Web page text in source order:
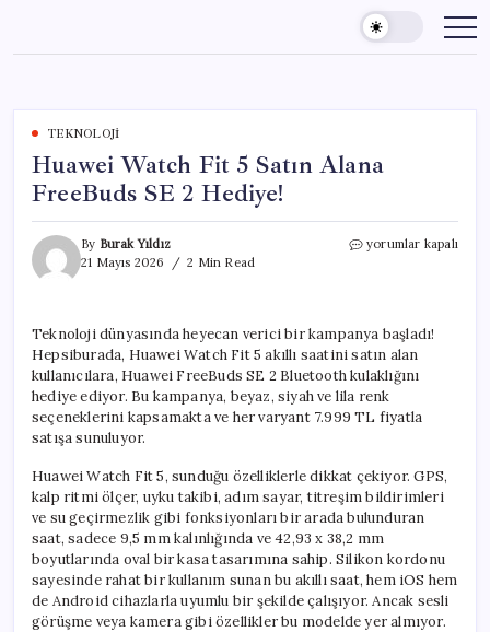
content
TEKNOLOJI
Huawei Watch Fit 5 Satın Alana
FreeBuds SE 2 Hediye!
By Burak Yıldız
21 Mayıs 2026
2 Min Read
Huawei
Alana
FreeBuds
SE
2
Hediye!
yorumlar kapalı
Teknoloji dünyasında heyecan verici bir kampanya başladı!
Hepsiburada, Huawei Watch Fit 5 akıllı saatini satın alan
kullanıcılara, Huawei FreeBuds SE 2 Bluetooth kulaklığını
hediye ediyor. Bu kampanya, beyaz, siyah ve lila renk
seçeneklerini kapsamakta ve her varyant 7.999 TL fiyatla
satışa sunuluyor.
Huawei Watch Fit 5, sunduğu özelliklerle dikkat çekiyor. GPS,
kalp ritmi ölçer, uyku takibi, adım sayar, titreşim bildirimleri
ve su geçirmezlik gibi fonksiyonları bir arada bulunduran
saat, sadece 9,5 mm kalınlığında ve 42,93 x 38,2 mm
boyutlarında oval bir kasa tasarımına sahip. Silikon kordonu
sayesinde rahat bir kullanım sunan bu akıllı saat, hem iOS hem
de Android cihazlarla uyumlu bir şekilde çalışıyor. Ancak sesli
görüşme veya kamera gibi özellikler bu modelde yer almıyor.